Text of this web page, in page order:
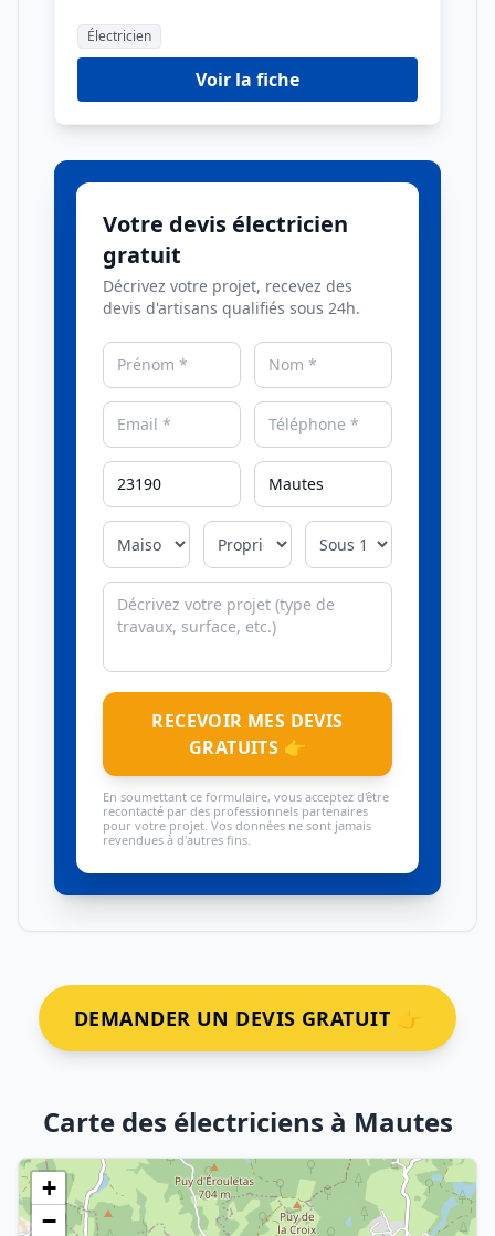
Électricien
Voir la fiche
Votre devis électricien
gratuit
Décrivez votre projet, recevez des
devis d'artisans qualifiés sous 24h.
RECEVOIR MES DEVIS
GRATUITS 👉
En soumettant ce formulaire, vous acceptez d'être
recontacté par des professionnels partenaires
pour votre projet. Vos données ne sont jamais
revendues à d'autres fins.
DEMANDER UN DEVIS GRATUIT 👉
Carte des électriciens à Mautes
+
−